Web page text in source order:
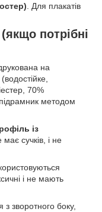
. Для плакатів
потрібні
на
70%
методом
із
має сучків, і не
і не мають
з зворотного боку,